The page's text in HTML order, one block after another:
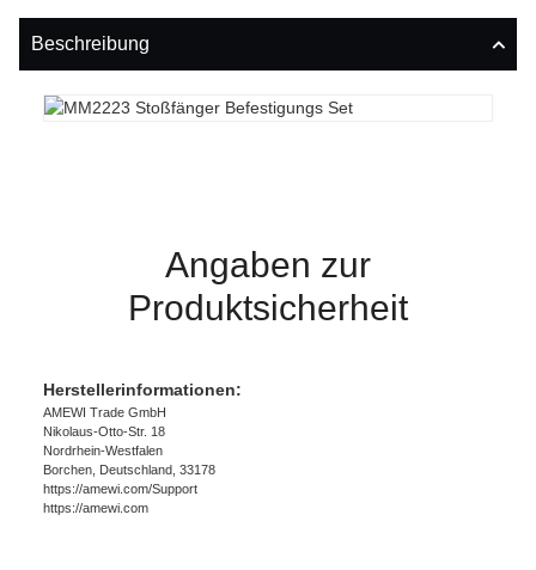
Beschreibung
Angaben zur
Produktsicherheit
Herstellerinformationen:
AMEWI Trade GmbH
Nikolaus-Otto-Str. 18
Nordrhein-Westfalen
Borchen, Deutschland, 33178
https://amewi.com/Support
https://amewi.com